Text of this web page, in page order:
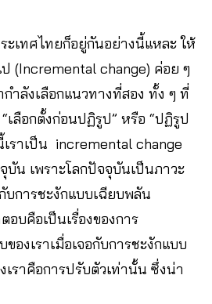
ะเทศไทยก็อยู่กันอย่างนี้แหละ ให้
(Incremental change) ค่อย ๆ
ำลังเลือกแนวทางที่สอง ทั้ง ๆ ที่
“เลือกตั้งก่อนปฏิรูป” หรือ “ปฏิรูป
ราเป็น incremental change
บัน เพราะโลกปัจจุบันเป็นภาวะ
บการชะงักแบบเฉียบพลัน
อบคือเป็นเรื่องของการ
องเราเมื่อเจอกับการชะงักแบบ
ราคือการปรับตัวเท่านั้น ซึ่งน่า